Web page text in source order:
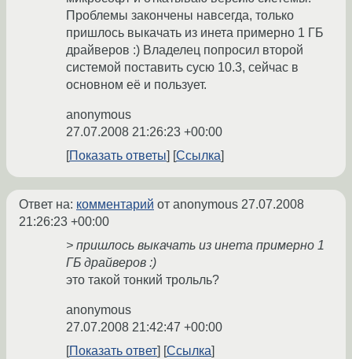
Проблемы закончены навсегда, только
пришлось выкачать из инета примерно 1 ГБ
драйверов :) Владелец попросил второй
системой поставить сусю 10.3, сейчас в
основном её и пользует.
anonymous
27.07.2008 21:26:23 +00:00
Показать ответы
Ссылка
Ответ на: комментарий от anonymous 27.07.2008
21:26:23 +00:00
> пришлось выкачать из инета примерно 1
ГБ драйверов :)
это такой тонкий трольль?
anonymous
27.07.2008 21:42:47 +00:00
Показать ответ
Ссылка